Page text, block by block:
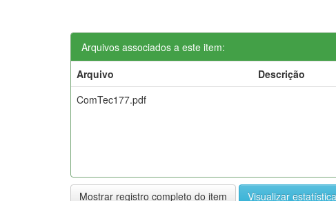
Arquivos associados a este item:
Arquivo
Descrição
ComTec177.pdf
Mostrar registro completo do item Visualizar